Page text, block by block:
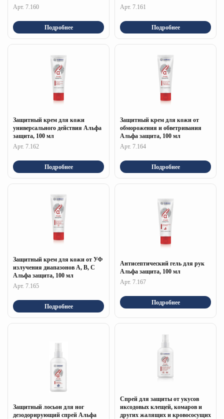
Арт. 7.160
Подробнее
Арт. 7.161
Подробнее
Защитный крем для кожи
универсального действия Альфа
защита, 100 мл
Арт. 7.162
Подробнее
Защитный крем для кожи от
обморожения и обветривания
Альфа защита, 100 мл
Арт. 7.164
Подробнее
Защитный крем для кожи от УФ
излучения диапазонов А, В, С
Альфа защита, 100 мл
Арт. 7.165
Подробнее
Антисептический гель для рук
Альфа защита, 100 мл
Арт. 7.167
Подробнее
Защитный лосьон для ног
дезодорирующий спрей Альфа
Спрей для защиты от укусов
иксодовых клещей, комаров и
других жалящих и кровососущих